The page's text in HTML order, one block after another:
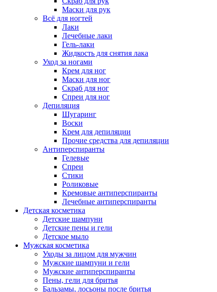
Маски для рук
Всё для ногтей
Лаки
Лечебные лаки
Гель-лаки
Жидкость для снятия лака
Уход за ногами
Крем для ног
Маски для ног
Скраб для ног
Спреи для ног
Депиляция
Шугаринг
Воски
Крем для депиляции
Прочие средства для депиляции
Антиперспиранты
Гелевые
Спреи
Стики
Роликовые
Кремовые антиперспиранты
Лечебные антиперспиранты
Детская косметика
Детские шампуни
Детские пены и гели
Детское мыло
Мужская косметика
Уходы за лицом для мужчин
Мужские шампуни и гели
Мужские антиперспиранты
Пены, гели для бритья
Бальзамы, лосьоны после бритья